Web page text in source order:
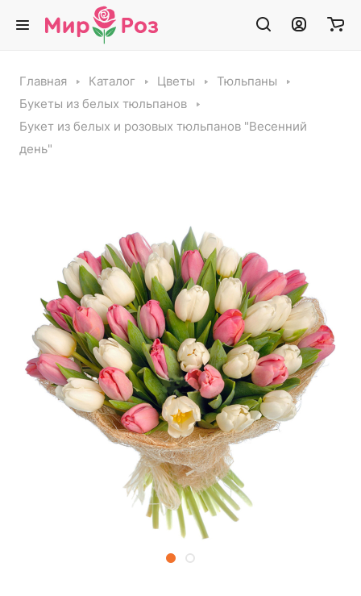
Главная Каталог Цветы
Тюльпаны
Букеты из белых тюльпанов
Букет из белых и розовых тюльпанов "Весенний
день"